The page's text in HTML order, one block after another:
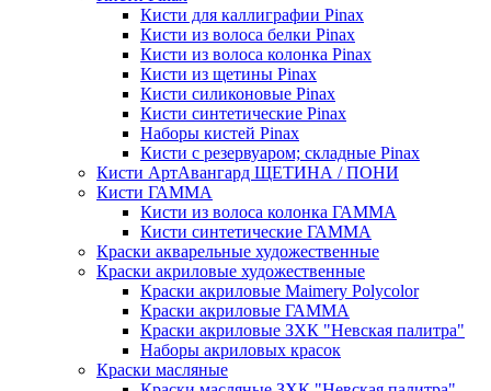
Кисти для каллиграфии Pinax
Кисти из волоса белки Pinax
Кисти из волоса колонка Pinax
Кисти из щетины Pinax
Кисти силиконовые Pinax
Кисти синтетические Pinax
Наборы кистей Pinax
Кисти с резервуаром; складные Pinax
Кисти АртАвангард ЩЕТИНА / ПОНИ
Кисти ГАММА
Кисти из волоса колонка ГАММА
Кисти синтетические ГАММА
Краски акварельные художественные
Краски акриловые художественные
Краски акриловые Maimery Polycolor
Краски акриловые ГАММА
Краски акриловые ЗХК "Невская палитра"
Наборы акриловых красок
Краски масляные